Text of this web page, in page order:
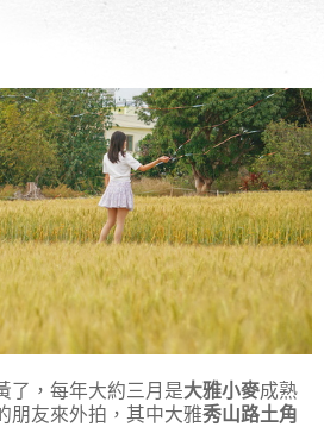
了，每年大約三月是大雅小麥成熟
朋友來外拍，其中大雅秀山路土角